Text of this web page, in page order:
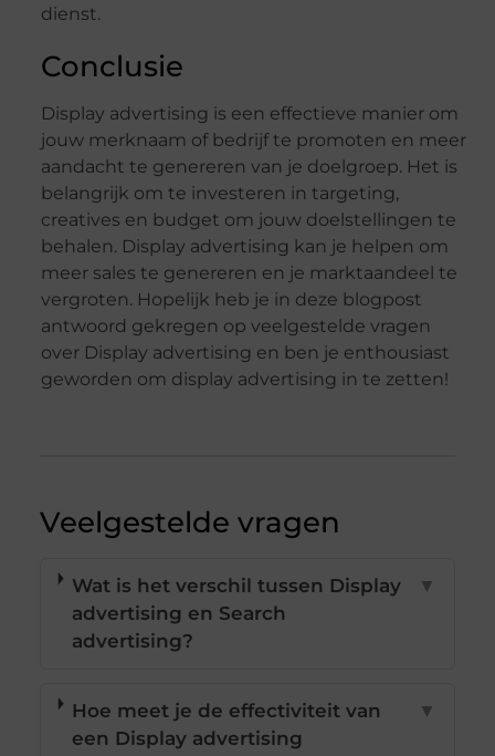
dienst.
Conclusie
Display advertising is een effectieve manier om
jouw merknaam of bedrijf te promoten en meer
aandacht te genereren van je doelgroep. Het is
belangrijk om te investeren in targeting,
creatives en budget om jouw doelstellingen te
behalen. Display advertising kan je helpen om
meer sales te genereren en je marktaandeel te
vergroten. Hopelijk heb je in deze blogpost
antwoord gekregen op veelgestelde vragen
over Display advertising en ben je enthousiast
geworden om display advertising in te zetten!
Veelgestelde vragen
Wat is het verschil tussen Display
advertising en Search
advertising?
▼
Hoe meet je de effectiviteit van
een Display advertising
▼